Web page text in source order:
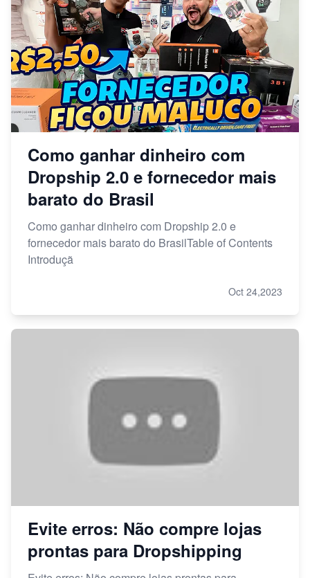
Como ganhar dinheiro com
Dropship 2.0 e fornecedor mais
barato do Brasil
Como ganhar dinheiro com Dropship 2.0 e
fornecedor mais barato do BrasilTable of Contents
Introduçã
Oct 24,2023
Evite erros: Não compre lojas
prontas para Dropshipping